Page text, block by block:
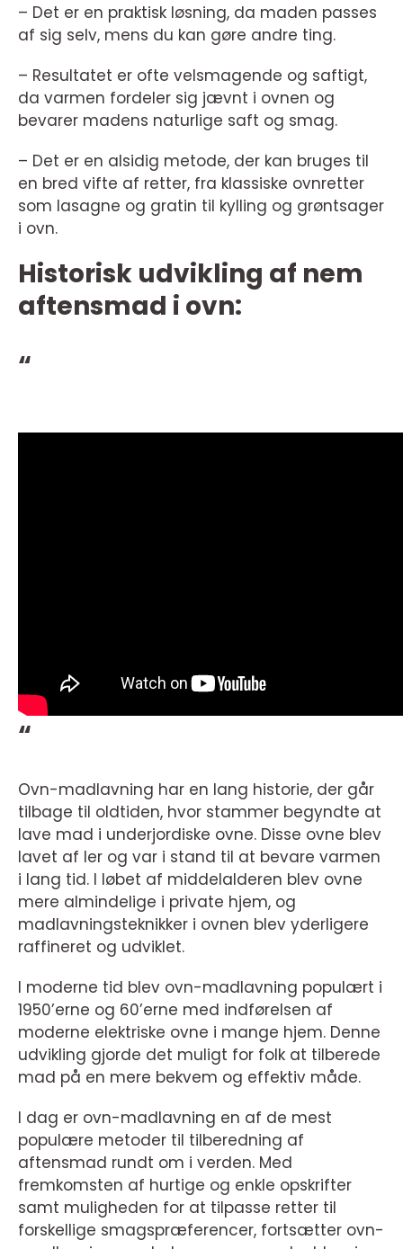
– Det er en praktisk løsning, da maden passes
af sig selv, mens du kan gøre andre ting.
– Resultatet er ofte velsmagende og saftigt,
da varmen fordeler sig jævnt i ovnen og
bevarer madens naturlige saft og smag.
– Det er en alsidig metode, der kan bruges til
en bred vifte af retter, fra klassiske ovnretter
som lasagne og gratin til kylling og grøntsager
i ovn.
Historisk udvikling af nem
aftensmad i ovn:
“
“
Ovn-madlavning har en lang historie, der går
tilbage til oldtiden, hvor stammer begyndte at
lave mad i underjordiske ovne. Disse ovne blev
lavet af ler og var i stand til at bevare varmen
i lang tid. I løbet af middelalderen blev ovne
mere almindelige i private hjem, og
madlavningsteknikker i ovnen blev yderligere
raffineret og udviklet.
I moderne tid blev ovn-madlavning populært i
1950’erne og 60’erne med indførelsen af
moderne elektriske ovne i mange hjem. Denne
udvikling gjorde det muligt for folk at tilberede
mad på en mere bekvem og effektiv måde.
I dag er ovn-madlavning en af de mest
populære metoder til tilberedning af
aftensmad rundt om i verden. Med
fremkomsten af hurtige og enkle opskrifter
samt muligheden for at tilpasse retter til
forskellige smagspræferencer, fortsætter ovn-